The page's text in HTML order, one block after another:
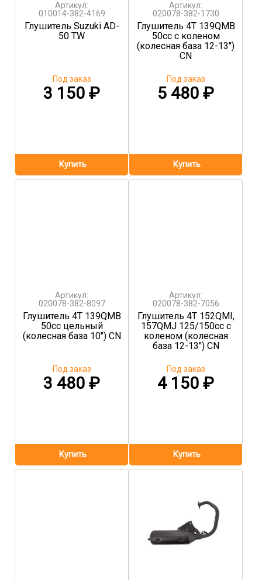
Артикул:
010014-382-4169
Глушитель Suzuki AD-
50 TW
3 150 ₽
Под заказ
Артикул:
020078-382-1730
Глушитель 4T 139QMB
50сс с коленом
(колесная база 12-13")
CN
5 480₽
Под заказ
Артикул:
020078-382-8097
Глушитель 4T 139QMB
50сс цельный
(колесная база 10") CN
3 480 ₽
Под заказ
Артикул:
020078-382-7056
Глушитель 4T 152QMI,
157QMJ 125/150сс с
коленом (колесная
база 12-13") CN
4 150₽
Под заказ